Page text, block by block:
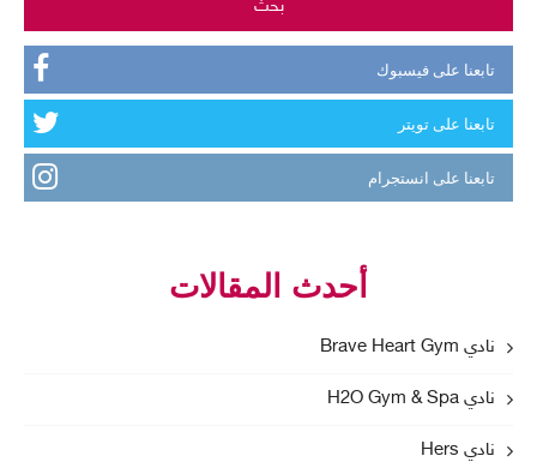
تابعنا على فيسبوك
تابعنا على تويتر
تابعنا على انستجرام
أحدث المقالات
نادي Brave Heart Gym
نادي H2O Gym & Spa
نادي Hers